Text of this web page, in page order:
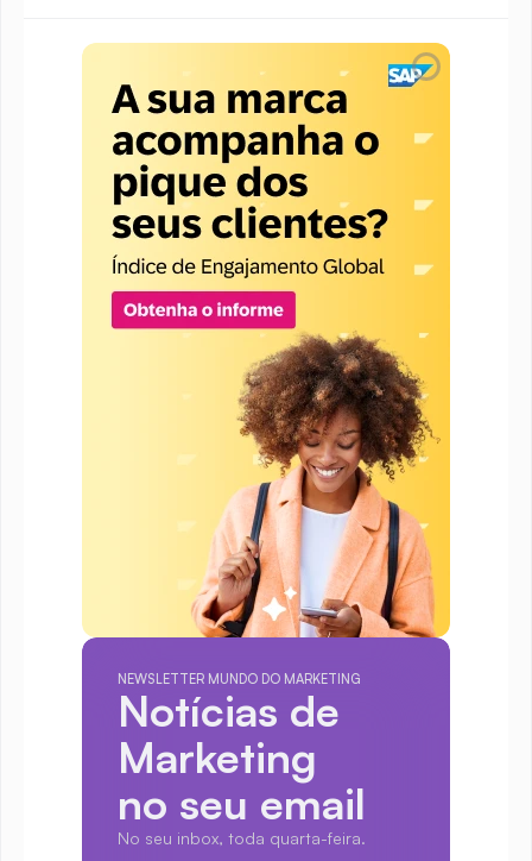
NEWSLETTER MUNDO DO MARKETING
Notícias de
Marketing
no seu email
No seu inbox, toda quarta-feira.